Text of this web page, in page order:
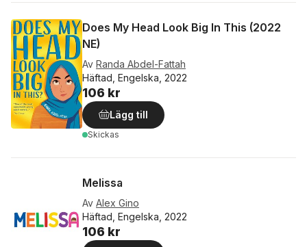
Does My Head Look Big In This (2022
NE)
Av Randa Abdel-Fattah
Häftad, Engelska, 2022
106 kr
Lägg till
Skickas
Melissa
Av Alex Gino
Häftad, Engelska, 2022
106 kr